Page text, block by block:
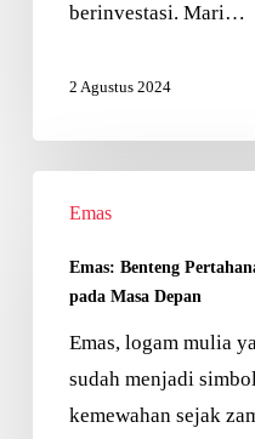
berinvestasi. Mari…
2 Agustus 2024
Emas
Emas: Benteng
pada Masa Depan
Emas, logam mulia
sudah menjadi
kemewahan sejak